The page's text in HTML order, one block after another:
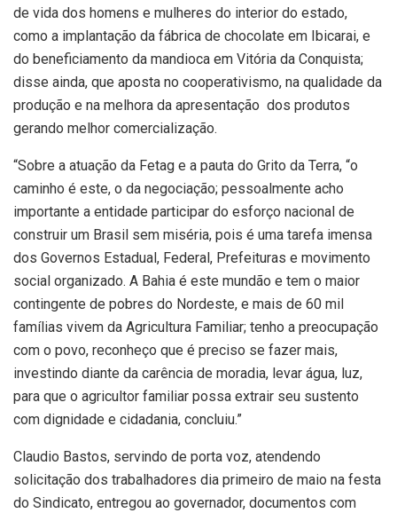
de vida dos homens e mulheres do interior do estado,
como a implantação da fábrica de chocolate em Ibicarai, e
do beneficiamento da mandioca em Vitória da Conquista;
disse ainda, que aposta no cooperativismo, na qualidade da
produção e na melhora da apresentação dos produtos
gerando melhor comercialização.
“Sobre a atuação da Fetag e a pauta do Grito da Terra, “o
caminho é este, o da negociação; pessoalmente acho
importante a entidade participar do esforço nacional de
construir um Brasil sem miséria, pois é uma tarefa imensa
dos Governos Estadual, Federal, Prefeituras e movimento
social organizado. A Bahia é este mundão e tem o maior
contingente de pobres do Nordeste, e mais de 60 mil
famílias vivem da Agricultura Familiar; tenho a preocupação
com o povo, reconheço que é preciso se fazer mais,
investindo diante da carência de moradia, levar água, luz,
para que o agricultor familiar possa extrair seu sustento
com dignidade e cidadania, concluiu.”
Claudio Bastos, servindo de porta voz, atendendo
solicitação dos trabalhadores dia primeiro de maio na festa
do Sindicato, entregou ao governador, documentos com